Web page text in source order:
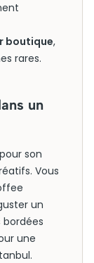
boutique,
rares.
un
son
Vous
un
une